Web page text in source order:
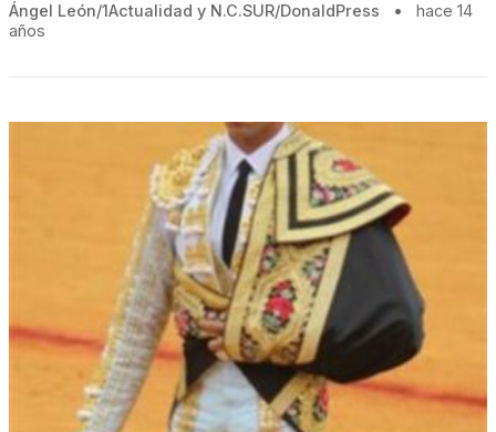
Ángel León/1Actualidad y N.C.SUR/DonaldPress •
hace 14
años